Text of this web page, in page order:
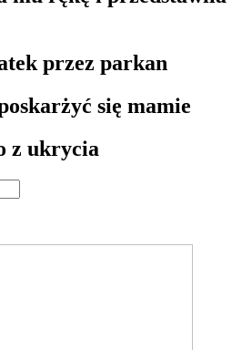
przez parkan
się mamie
z ukrycia